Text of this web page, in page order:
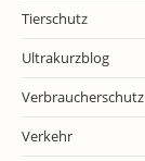
Tierschutz
Ultrakurzblog
Verbraucherschutz
Verkehr